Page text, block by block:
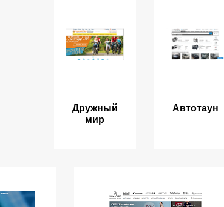
Дружный
мир
Автотаун